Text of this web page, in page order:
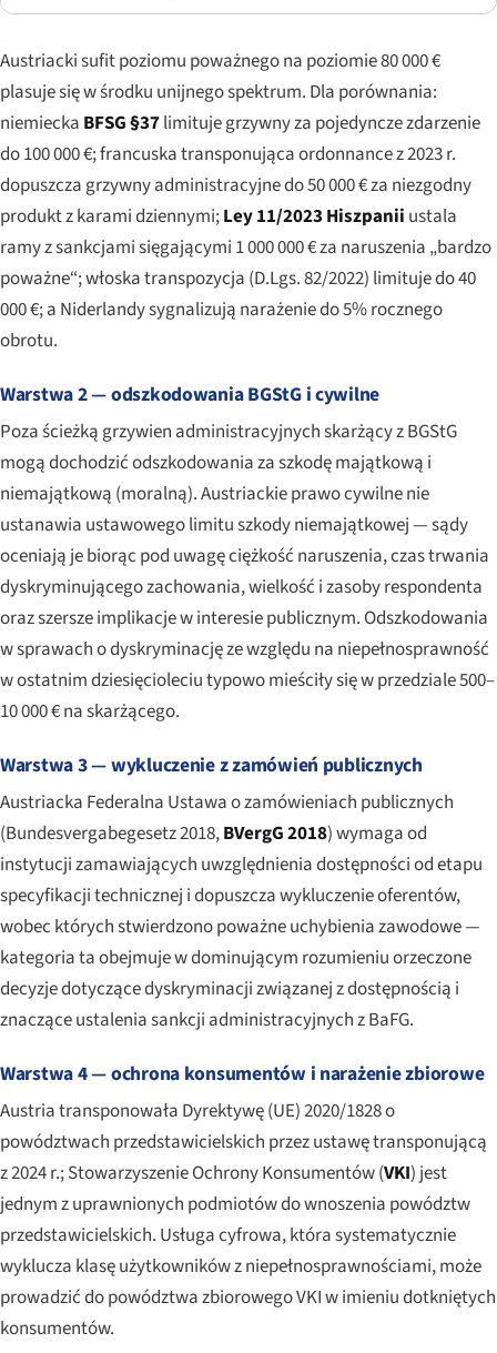
Austriacki sufit poziomu poważnego na poziomie 80 000 €
plasuje się w środku unijnego spektrum. Dla porównania:
niemiecka BFSG §37limituje grzywny za pojedyncze zdarzenie
do 100 000 €; francuska transponująca ordonnance z 2023 r.
dopuszcza grzywny administracyjne do 50 000 € za niezgodny
produkt z karami dziennymi;Ley 11/2023 Hiszpanii ustala
ramy z sankcjami sięgającymi 1 000 000 € za naruszenia „bardzo
poważne“; włoska transpozycja (D.Lgs. 82/2022) limituje do 40
000 €; a Niderlandy sygnalizują narażenie do 5% rocznego
obrotu.
Warstwa 2 — odszkodowania BGStG i cywilne
Poza ścieżką grzywien administracyjnych skarżący z BGStG
mogą dochodzić odszkodowania za szkodę majątkową i
niemajątkową (moralną). Austriackie prawo cywilne nie
ustanawia ustawowego limitu szkody niemajątkowej — sądy
oceniają je biorąc pod uwagę ciężkość naruszenia, czas trwania
dyskryminującego zachowania, wielkość i zasoby respondenta
oraz szersze implikacje w interesie publicznym. Odszkodowania
w sprawach o dyskryminację ze względu na niepełnosprawność
w ostatnim dziesięcioleciu typowo mieściły się w przedziale 500–
10 000 € na skarżącego.
Warstwa 3 — wykluczenie z zamówień publicznych
Austriacka Federalna Ustawa o zamówieniach publicznych
(Bundesvergabegesetz 2018,BVergG 2018) wymaga od
instytucji zamawiających uwzględnienia dostępności od etapu
specyfikacji technicznej i dopuszcza wykluczenie oferentów,
wobec których stwierdzono poważne uchybienia zawodowe —
kategoria ta obejmuje w dominującym rozumieniu orzeczone
decyzje dotyczące dyskryminacji związanej z dostępnością i
znaczące ustalenia sankcji administracyjnych z BaFG.
Warstwa 4 — ochrona konsumentów i narażenie zbiorowe
Austria transponowała Dyrektywę (UE) 2020/1828 o
powództwach przedstawicielskich przez ustawę transponującą
z 2024 r.; Stowarzyszenie Ochrony Konsumentów (VKI) jest
jednym z uprawnionych podmiotów do wnoszenia powództw
przedstawicielskich. Usługa cyfrowa, która systematycznie
wyklucza klasę użytkowników z niepełnosprawnościami, może
prowadzić do powództwa zbiorowego VKI w imieniu dotkniętych
konsumentów.